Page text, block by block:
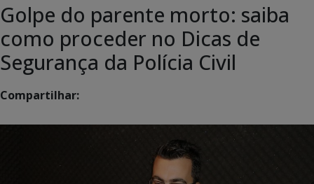
Golpe do parente morto: saiba
como proceder no Dicas de
Segurança da Polícia Civil
Compartilhar: